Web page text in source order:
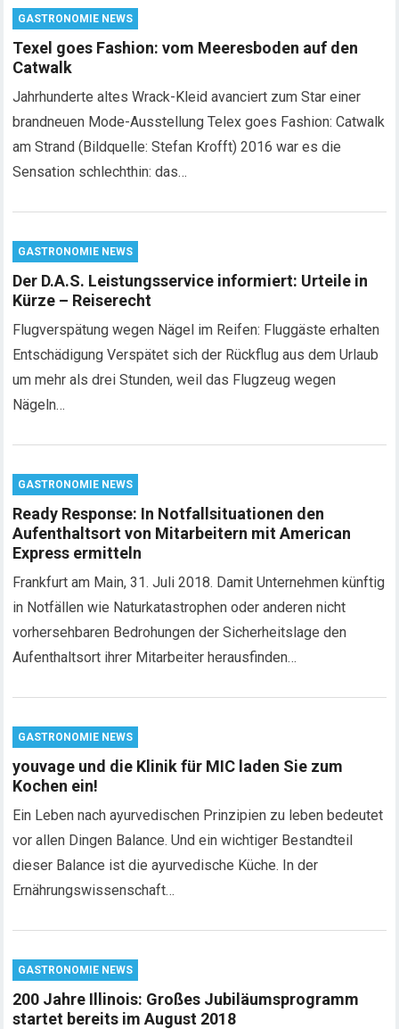
GASTRONOMIE NEWS
Texel goes Fashion: vom Meeresboden auf den
Catwalk
Jahrhunderte altes Wrack-Kleid avanciert zum Star einer
brandneuen Mode-Ausstellung Telex goes Fashion: Catwalk
am Strand (Bildquelle: Stefan Krofft) 2016 war es die
Sensation schlechthin: das…
GASTRONOMIE NEWS
Der D.A.S. Leistungsservice informiert: Urteile in
Kürze – Reiserecht
Flugverspätung wegen Nägel im Reifen: Fluggäste erhalten
Entschädigung Verspätet sich der Rückflug aus dem Urlaub
um mehr als drei Stunden, weil das Flugzeug wegen
Nägeln…
GASTRONOMIE NEWS
Ready Response: In Notfallsituationen den
Aufenthaltsort von Mitarbeitern mit American
Express ermitteln
Frankfurt am Main, 31. Juli 2018. Damit Unternehmen künftig
in Notfällen wie Naturkatastrophen oder anderen nicht
vorhersehbaren Bedrohungen der Sicherheitslage den
Aufenthaltsort ihrer Mitarbeiter herausfinden…
GASTRONOMIE NEWS
youvage und die Klinik für MIC laden Sie zum
Kochen ein!
Ein Leben nach ayurvedischen Prinzipien zu leben bedeutet
vor allen Dingen Balance. Und ein wichtiger Bestandteil
dieser Balance ist die ayurvedische Küche. In der
Ernährungswissenschaft…
GASTRONOMIE NEWS
200 Jahre Illinois: Großes Jubiläumsprogramm
startet bereits im August 2018